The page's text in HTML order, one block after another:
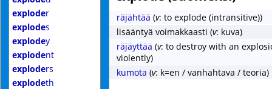
exploder
explodes
explodey
explodent
exploders
explodeth
räjähtää (v: to explode (intransitive))
lisääntyä voimakkaasti (v: kuva)
räjäyttää (v: to destroy with an
violently)
kumota (v: k=en / vanhahtava / teoria)